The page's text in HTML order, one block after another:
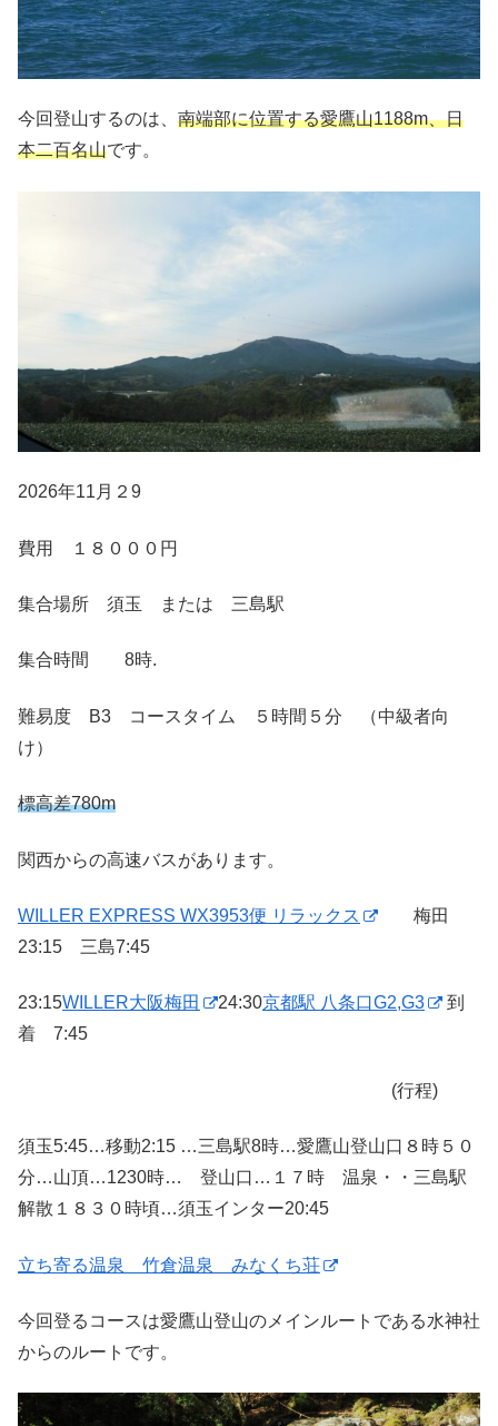
今回登山するのは、 南端部に位置する愛鷹山1188m、日
本二百名山です。
2026年11月２9
費用 １８０００円
集合場所 須玉 または 三島駅
集合時間 8時.
難易度 B3 コースタイム ５時間５分 （中級者向
け）
標高差780m
関西からの高速バスがあります。
WILLER EXPRESS WX3953便 リラックス
梅田
23:15 三島7:45
23:15WILLER大阪梅田 24:30京都駅 八条口G2,G3
到
着 7:45
(行程)
須玉5:45…移動2:15 …三島駅8時…愛鷹山登山口８時５０
分…山頂…1230時… 登山口…１７時 温泉・・三島駅
解散１８３０時頃…須玉インター20:45
立ち寄る温泉 竹倉温泉 みなくち荘
今回登るコースは愛鷹山登山のメインルートである水神社
からのルートです。